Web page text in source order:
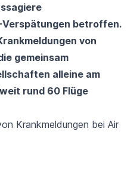
Verspätungen betroffen.
von
gemeinsam
alleine am
rund 60 Flüge